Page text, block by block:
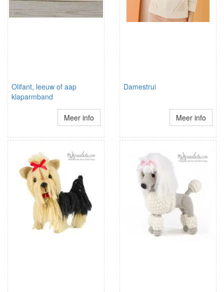
Olifant, leeuw of aap
klaparmband
Meer info
Damestrui
Meer info